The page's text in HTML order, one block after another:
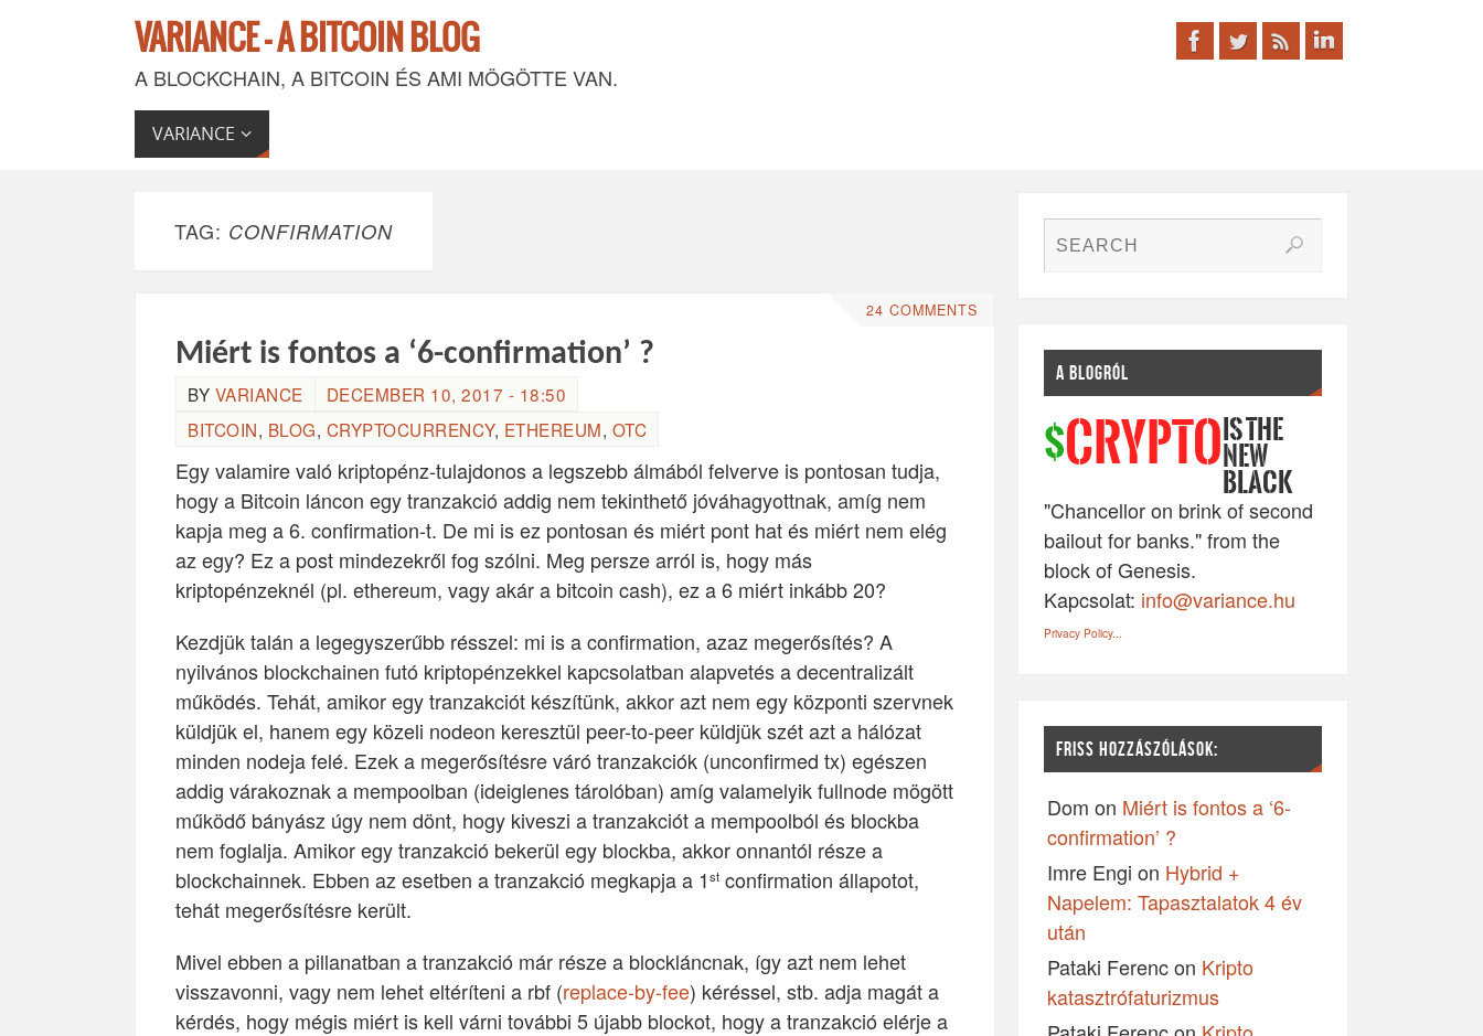
VARIANCE - A BITCOIN BLOG
A BLOCKCHAIN, A BITCOIN ÉS AMI MÖGÖTTE VAN.
VARIANCE
TAG: CONFIRMATION
24 COMMENTS
Miért is fontos a ‘6-confirmation’ ?
BY VARIANCE
DECEMBER 10, 2017 - 18:50
BITCOIN, BLOG, CRYPTOCURRENCY, ETHEREUM, OTC
Egy valamire való kriptopénz-tulajdonos a legszebb álmából felverve is pontosan tudja,
hogy a Bitcoin láncon egy tranzakció addig nem tekinthető jóváhagyottnak, amíg nem
kapja meg a 6. confirmation-t. De mi is ez pontosan és miért pont hat és miért nem elég
az egy? Ez a post mindezekről fog szólni. Meg persze arról is, hogy más
kriptopénzeknél (pl. ethereum, vagy akár a bitcoin cash), ez a 6 miért inkább 20?
Kezdjük talán a legegyszerűbb résszel: mi is a confirmation, azaz megerősítés? A
nyilvános blockchainen futó kriptopénzekkel kapcsolatban alapvetés a decentralizált
működés. Tehát, amikor egy tranzakciót készítünk, akkor azt nem egy központi szervnek
küldjük el, hanem egy közeli nodeon keresztül peer-to-peer küldjük szét azt a hálózat
minden nodeja felé. Ezek a megerősítésre váró tranzakciók (unconfirmed tx) egészen
addig várakoznak a mempoolban (ideiglenes tárolóban) amíg valamelyik fullnode mögött
működő bányász úgy nem dönt, hogy kiveszi a tranzakciót a mempoolból és blockba
nem foglalja. Amikor egy tranzakció bekerül egy blockba, akkor onnantól része a
blockchainnek. Ebben az esetben a tranzakció megkapja a 1st confirmation állapotot,
tehát megerősítésre került.
Mivel ebben a pillanatban a tranzakció már része a blockláncnak, így azt nem lehet
visszavonni, vagy nem lehet eltéríteni a rbf (replace-by-fee) kéréssel, stb. adja magát a
kérdés, hogy mégis miért is kell várni további 5 újabb blockot, hogy a tranzakció elérje a
A BLOGRÓL
$CRYPTO IS THE
NEW
BLACK
"Chancellor on brink of second
bailout for banks." from the
block of Genesis.
Kapcsolat: info@variance.hu
Privacy Policy...
FRISS HOZZÁSZÓLÁSOK:
Dom on Miért is fontos a ‘6-
confirmation’ ?
Imre Engi on Hybrid +
Napelem: Tapasztalatok 4 év
után
Pataki Ferencon Kripto
katasztrófaturizmus